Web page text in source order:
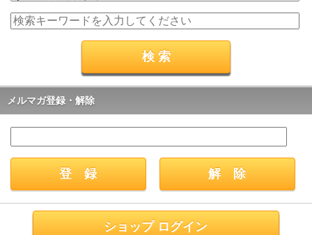
メルマガ登録・解除
ショップ ログイン